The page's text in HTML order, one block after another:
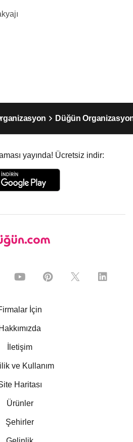
Düğün
yayında! Ücretsiz indir:
İçin
Hakkımızda
İletişim
ve Kullanım
Haritası
Ürünler
Şehirler